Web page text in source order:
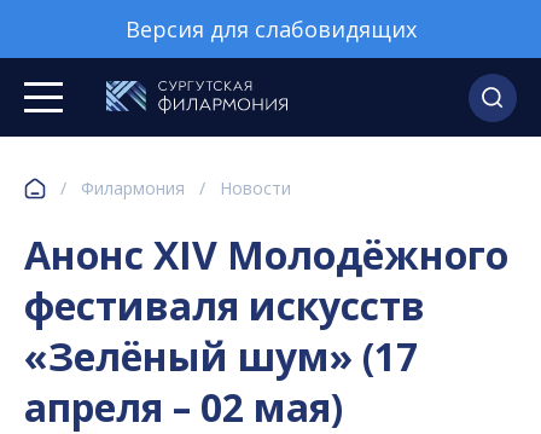
Версия для слабовидящих
/ Филармония / Новости
Анонс XIV Молодёжного
фестиваля искусств
«Зелёный шум» (17
апреля – 02 мая)